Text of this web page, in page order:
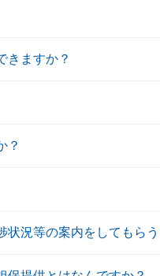
きますか？
？
状況等の案内をしてもら